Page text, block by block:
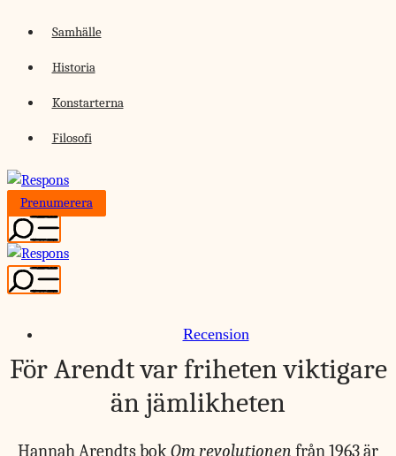
content
Samhälle
Historia
Konstarterna
Filosofi
Prenumerera
Recension
För Arendt var friheten viktigare
än jämlikheten
Hannah Arendts bokOm revolutionen från 1963 är